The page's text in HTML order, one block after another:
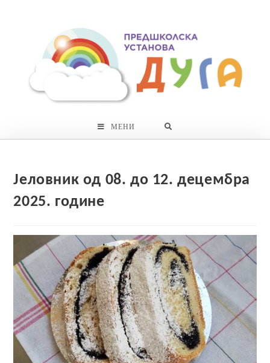
МЕНИ
Јеловник од 08. до 12. децембра
2025. године